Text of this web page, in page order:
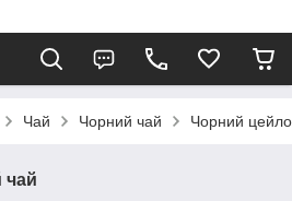
Чай Чорний чай Чорний
чай